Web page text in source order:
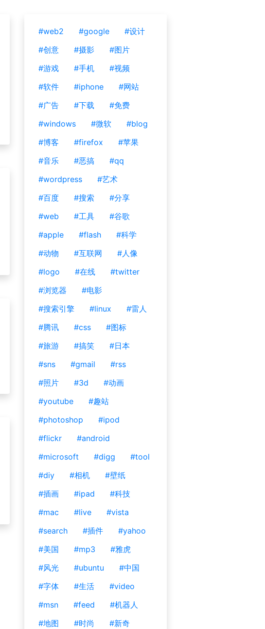
#web2 #google
#设计
#创意
#摄影
#图片
#游戏
#手机
#视频
#软件
#iphone
#网站
#广告
#下载
#免费
#windows
#微软
#blog
#博客
#firefox
#苹果
#音乐
#恶搞
#qq
#wordpress
#艺术
#百度
#搜索
#分享
#web
#工具
#谷歌
#apple
#flash
#科学
#动物
#互联网
#人像
#logo
#在线
#twitter
#浏览器
#电影
#搜索引擎
#linux
#雷人
#腾讯
#css
#图标
#旅游
#搞笑
#日本
#sns
#gmail
#rss
#照片
#3d
#动画
#youtube
#趣站
#photoshop
#ipod
#flickr
#android
#microsoft
#digg
#tool
#diy
#相机
#壁纸
#插画
#ipad
#科技
#mac
#live
#vista
#search
#插件
#yahoo
#美国
#mp3
#雅虎
#风光
#ubuntu
#中国
#字体
#生活
#video
#msn
#feed
#机器人
#地图
#时尚
#新奇